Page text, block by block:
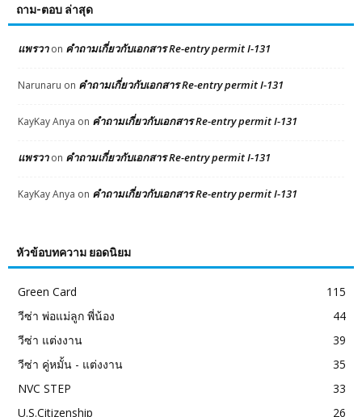
ถาม-ตอบ ล่าสุด
แพรวาon คำถามเกี่ยวกับเอกสาร Re-entry permit I-131
Narunaru on คำถามเกี่ยวกับเอกสาร Re-entry permit I-131
KayKay Anya on คำถามเกี่ยวกับเอกสาร Re-entry permit I-131
แพรวาon คำถามเกี่ยวกับเอกสาร Re-entry permit I-131
KayKay Anya on คำถามเกี่ยวกับเอกสาร Re-entry permit I-131
หัวข้อบทความ ยอดนิยม
Green Card
115
วีซ่า พ่อแม่ลูก พี่น้อง
44
วีซ่า แต่งงาน
39
วีซ่า คู่หมั้น - แต่งงาน
35
NVC STEP
33
U.S.Citizenship
26